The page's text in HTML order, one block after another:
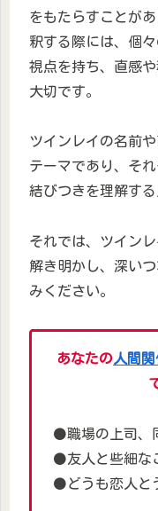
をもたらすことが
釈する際には、個
視点を持ち、直感
大切です。
ツインレイの名前
テーマであり、そ
結びつきを理解す
それでは、ツイン
解き明かし、深い
みください。
あなたの人間
⚫職場の上司、
⚫友人と些細な
⚫どうも恋人と